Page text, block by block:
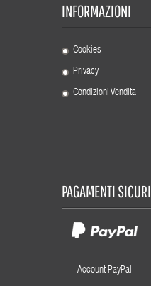
INFORMAZIONI
Cookies
Privacy
Condizioni Vendita
PAGAMENTI SICURI
Account PayPal